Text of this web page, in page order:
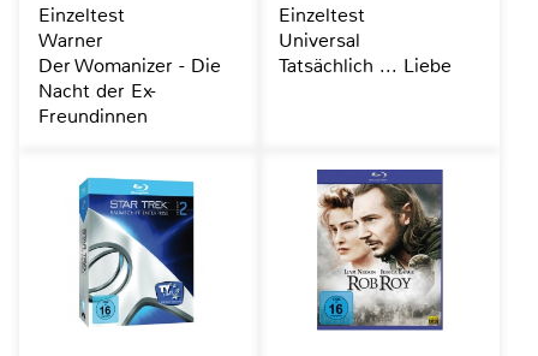
Einzeltest
Warner
Der Womanizer - Die
Nacht der Ex-
Freundinnen
Einzeltest
Universal
Tatsächlich ... Liebe